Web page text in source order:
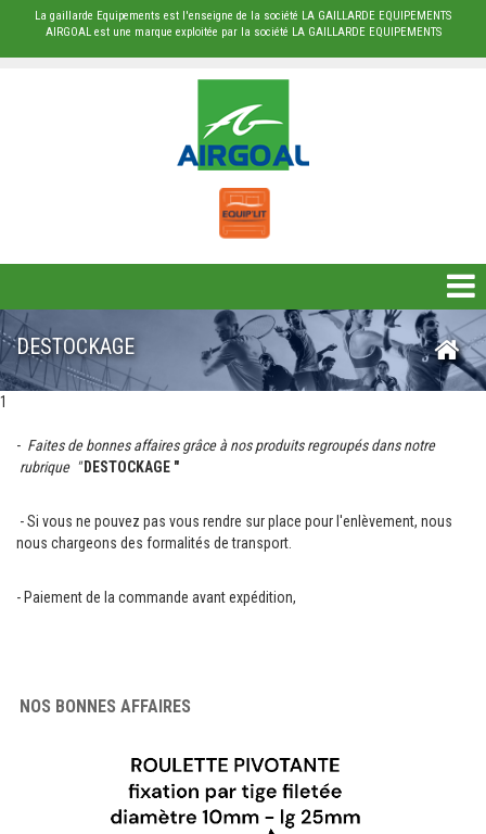
La gaillarde Equipements est l'enseigne de la société LA GAILLARDE EQUIPEMENTS
AIRGOAL est une marque exploitée par la société LA GAILLARDE EQUIPEMENTS
DESTOCKAGE
BÂCHE
PROTECTION
TENTE PLIANTE ET PARASOL
DESTOCKAGE
1
- Faites de bonnes affaires grâce à nosproduits regroupés dans notre
rubrique "DESTOCKAGE "
- Si vous ne pouvez pas vous rendre sur place pour l'enlèvement, nous
nous chargeons des formalités de transport.
- Paiement de la commande avant expédition,
NOS BONNES AFFAIRES